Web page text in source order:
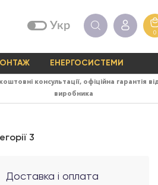
Укр
0
ЕНЕРГОСИСТЕМИ
консультації, офіційна гарантія
виробника
3
Доставка і оплата